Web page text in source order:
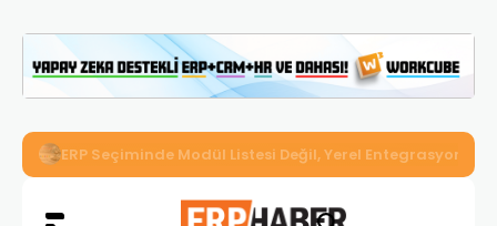
İkizler Aydınlatma, Workcube ERP ile Üretim, Satış ve